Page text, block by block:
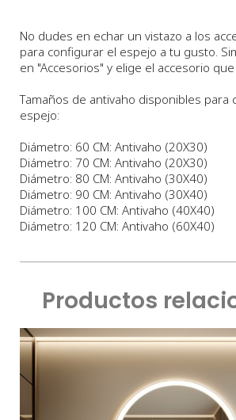
No dudes en echar un vistazo a los
para configurar el espejo a tu gusto.
en "Accesorios" y elige el accesorio
Tamaños de antivaho disponibles para
espejo:
Diámetro: 60 CM: Antivaho (20X30)
Diámetro: 70 CM: Antivaho (20X30)
Diámetro: 80 CM: Antivaho (30X40)
Diámetro: 90 CM: Antivaho (30X40)
Diámetro: 100 CM: Antivaho (40X40)
Diámetro: 120 CM: Antivaho (60X40)
Productos